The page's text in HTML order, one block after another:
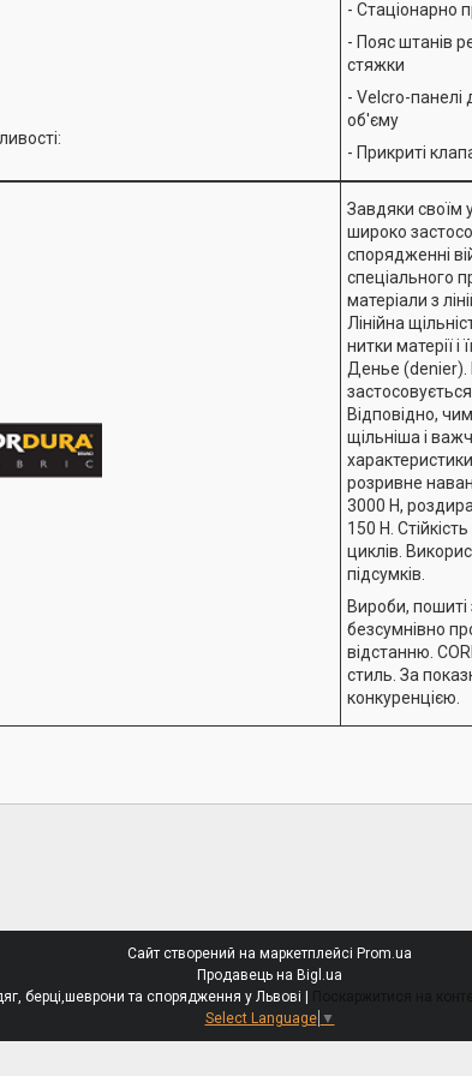
- Стаціонарно
- Пояс штанів
стяжки
- Velcro-
об'єму
- Прикриті
Завдяки своїм
широко
спорядженні
спеціального
матеріали з
Лінійна
нитки матерії
Денье (denier).
Відповідно,
щільніша і
розривне
3000 Н,
150 Н.
циклів.
підсумків.
Вироби, пошиті
безсумнівно
відстанню.
стиль. За
конкуренцією.
Сайт створений на маркетплейсі Prom.ua
Продавець на Bigl.ua
БОЄЦЬ - тактичний одяг, берці,шеврони та спорядження у Львові |
Select Language ▼